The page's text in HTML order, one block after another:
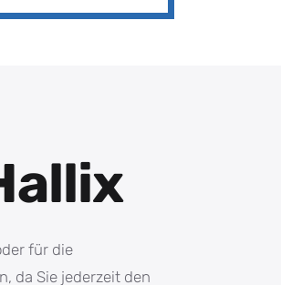
für die
da Sie jederzeit den